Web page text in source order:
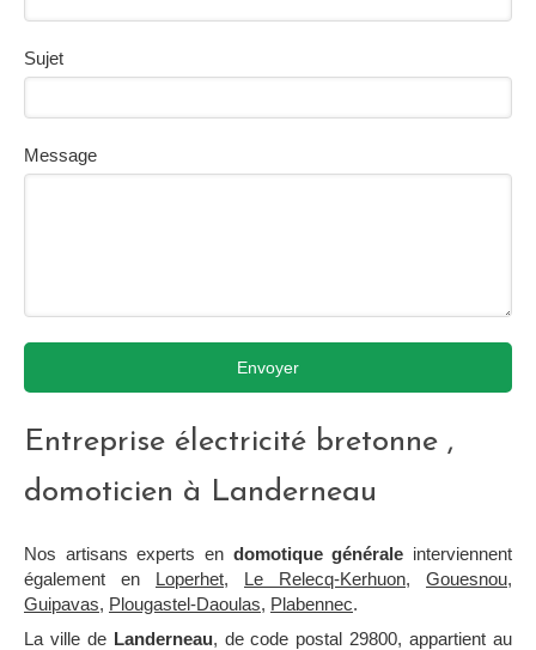
Sujet
Message
Envoyer
Entreprise électricité bretonne ,
domoticien à Landerneau
Nos artisans experts en domotique générale interviennent
également en Loperhet, Le Relecq-Kerhuon, Gouesnou,
Guipavas, Plougastel-Daoulas, Plabennec.
La ville de Landerneau, de code postal 29800, appartient au